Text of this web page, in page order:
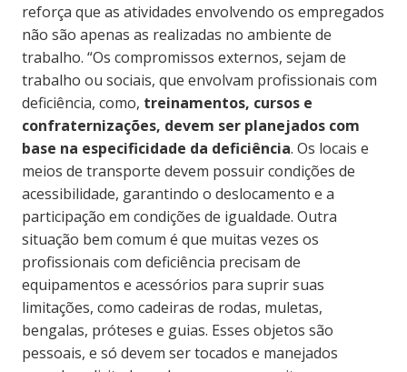
reforça que as atividades envolvendo os empregados
não são apenas as realizadas no ambiente de
trabalho. “Os compromissos externos, sejam de
trabalho ou sociais, que envolvam profissionais com
deficiência, como, treinamentos, cursos e
confraternizações, devem ser planejados com
base na especificidade da deficiência. Os locais e
meios de transporte devem possuir condições de
acessibilidade, garantindo o deslocamento e a
participação em condições de igualdade. Outra
situação bem comum é que muitas vezes os
profissionais com deficiência precisam de
equipamentos e acessórios para suprir suas
limitações, como cadeiras de rodas, muletas,
bengalas, próteses e guias. Esses objetos são
pessoais, e só devem ser tocados e manejados